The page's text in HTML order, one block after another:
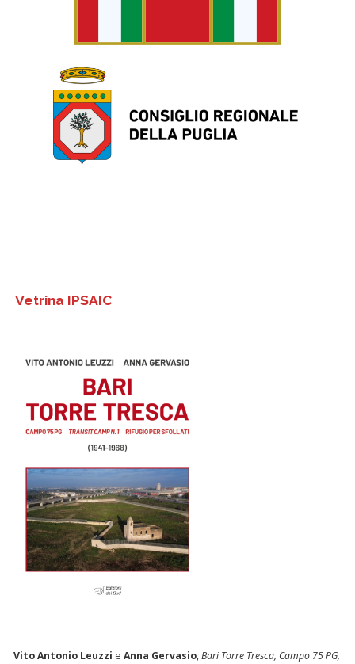
Vetrina IPSAIC
Vito Antonio Leuzzi eAnna Gervasio,Bari Torre Tresca, Campo 75 PG,